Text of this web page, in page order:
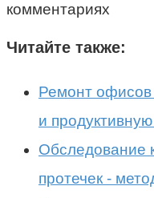
комментариях
Читайте также:
Ремонт офисов
и
Обследование
протечек -